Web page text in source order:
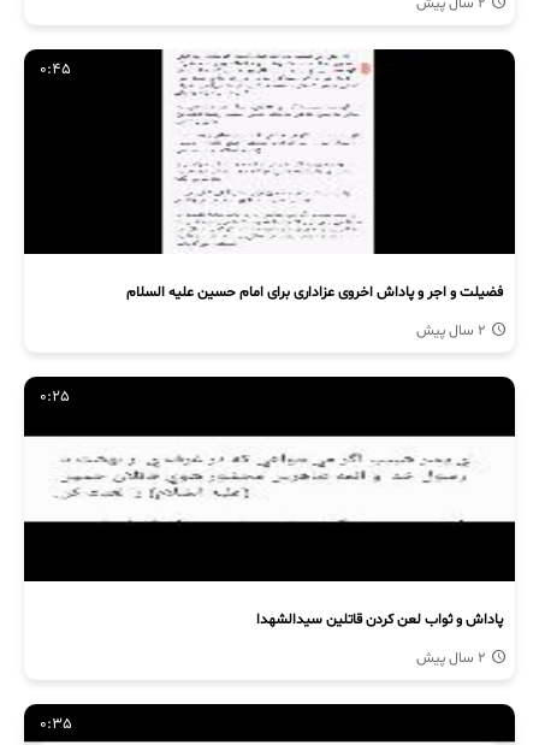
0:45
فضیلت و اجر و پاداش اخروی عزاداری برای امام حسین علیه السلام
0:25
پاداش و ثواب لعن کردن قاتلین سیدالشهدا
0:35